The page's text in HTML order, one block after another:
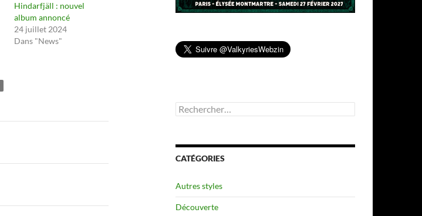
Hindarfjäll : nouvel
album annoncé
24 juillet 2024
Dans "News"
Rechercher :
CATÉGORIES
Autres styles
Découverte